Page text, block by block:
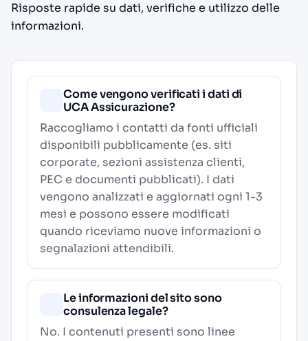
Risposte rapide su dati, verifiche e utilizzo delle
informazioni.
Come vengono verificati i dati di
UCA Assicurazione?
Raccogliamo i contatti da fonti ufficiali
disponibili pubblicamente (es. siti
corporate, sezioni assistenza clienti,
PEC e documenti pubblicati). I dati
vengono analizzati e aggiornati ogni 1-3
mesi e possono essere modificati
quando riceviamo nuove informazioni o
segnalazioni attendibili.
Le informazioni del sito sono
consulenza legale?
No. I contenuti presenti sono linee